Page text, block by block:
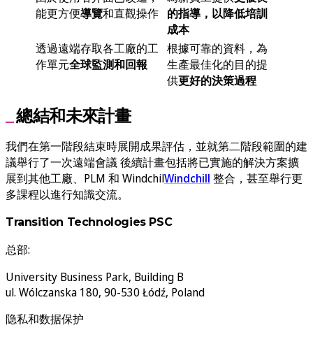
能更方便導覽和直觀操作 的指導，以降低培訓
成本
透過遠端存取各工廠的工
作單元全球監測和回報
根據可靠的資料，為
生產最佳化的目的提
供更好的決策過程
總結和未來計畫
我們在第一階段結束時展開成果評估，並就第二階段範圍的建
議舉行了一次遠端會議 後續計畫包括將已實施的解決方案擴
展到其他工廠、PLM 和 WindchilWindchill 整合，甚至舉行更
多課程以進行知識交流。
Transition Technologies PSC
总部:
University Business Park, Building B
ul. Wólczanska 180, 90-530 Łódź, Poland
隐私和数据保护